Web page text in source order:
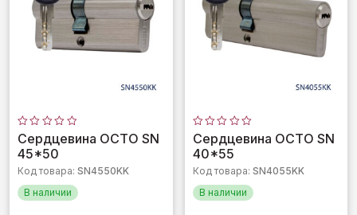
Оценка
0
из
Сердцевина OCTO SN
45*50
Код товара: SN4550KK
В наличии
Оценка
0
из
Сердцевина OCTO SN
40*55
Код товара: SN4055KK
В наличии